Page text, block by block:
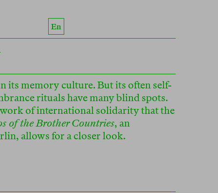
En
its memory culture. But its often self-
rituals have many blind spots.
of international solidarity that the
of the Brother Countries, an
allows for a closer look.